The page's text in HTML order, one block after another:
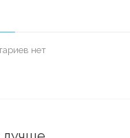
кнет